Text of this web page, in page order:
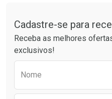
Cadastre-se para
Receba as melhores
exclusivos!
Nome